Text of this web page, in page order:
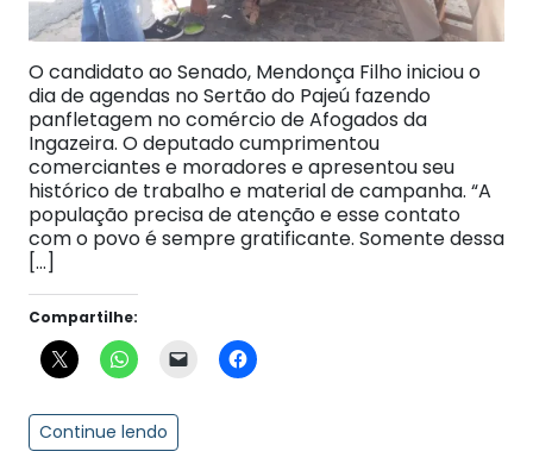
O candidato ao Senado, Mendonça Filho iniciou o
dia de agendas no Sertão do Pajeú fazendo
panfletagem no comércio de Afogados da
Ingazeira. O deputado cumprimentou
comerciantes e moradores e apresentou seu
histórico de trabalho e material de campanha. “A
população precisa de atenção e esse contato
com o povo é sempre gratificante. Somente dessa
[…]
Compartilhe:
Continue lendo